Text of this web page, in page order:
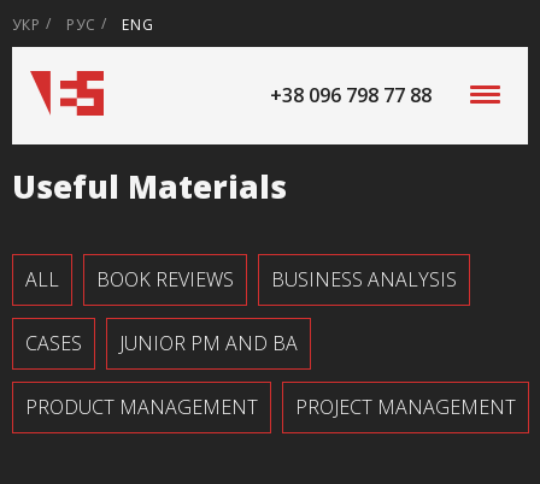
УКР РУС ENG
+38 096 798 77 88
Useful Materials
ALL BOOK REVIEWS BUSINESS ANALYSIS
CASES JUNIOR PM AND BA
PRODUCT MANAGEMENT PROJECT MANAGEMENT